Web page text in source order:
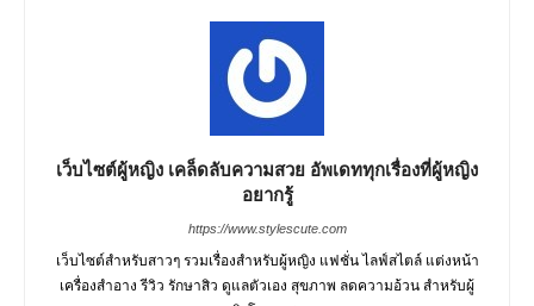
เว็บไซต์ผู้หญิง เคล็ดลับความสวย อัพเดททุกเรื่องที่ผู้หญิง
อยากรู้
https://www.stylescute.com
เว็บไซต์สำหรับสาวๆ รวมเรื่องสำหรับผู้หญิง แฟชั่น ไลฟ์สไตล์ แต่งหน้า
เครื่องสำอาง รีวิว รักษาสิว ดูแลตัวเอง สุขภาพ ลดความอ้วน สำหรับผู้